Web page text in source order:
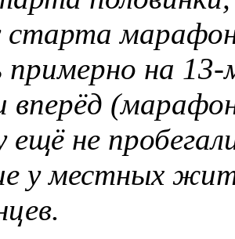
старта
примерно на
вперёд
не
у местных